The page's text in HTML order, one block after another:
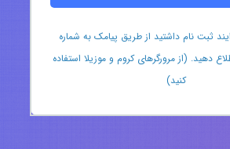
ثبت نام داشتید از طریق پیامک به شماره
اطلاع دهید. (از مرورگرهای کروم و موزیلا استفاده
کنید)